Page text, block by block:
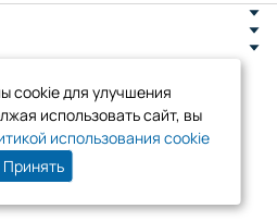
д. 8
cookie для улучшения
использовать сайт, вы
использования cookie
Принять